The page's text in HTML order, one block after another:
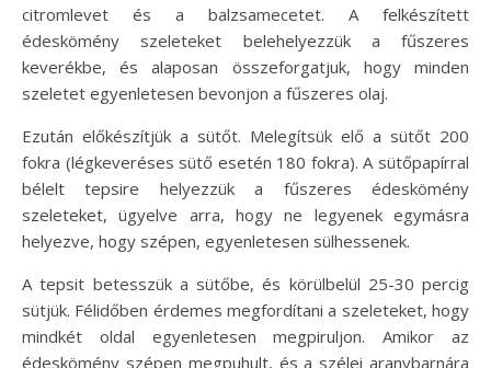
citromlevet és a balzsamecetet. A felkészített
édeskömény szeleteket belehelyezzük a fűszeres
keverékbe, és alaposan összeforgatjuk, hogy minden
szeletet egyenletesen bevonjon a fűszeres olaj.
Ezután előkészítjük a sütőt. Melegítsük elő a sütőt 200
fokra (légkeveréses sütő esetén 180 fokra). A sütőpapírral
bélelt tepsire helyezzük a fűszeres édeskömény
szeleteket, ügyelve arra, hogy ne legyenek egymásra
helyezve, hogy szépen, egyenletesen sülhessenek.
A tepsit betesszük a sütőbe, és körülbelül 25-30 percig
sütjük. Félidőben érdemes megfordítani a szeleteket, hogy
mindkét oldal egyenletesen megpiruljon. Amikor az
édeskömény szépen megpuhult, és a szélei aranybarnára